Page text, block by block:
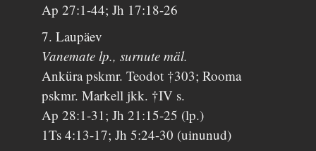
Ap 27:1-44; Jh 17:18-26
7. Laupäev
Vanemate lp., surnute mäl.
Anküra pskmr. Teodot †303; Rooma
pskmr. Markell jkk. †IV s.
Ap 28:1-31; Jh 21:15-25 (lp.)
1Ts 4:13-17; Jh 5:24-30 (uinunud)